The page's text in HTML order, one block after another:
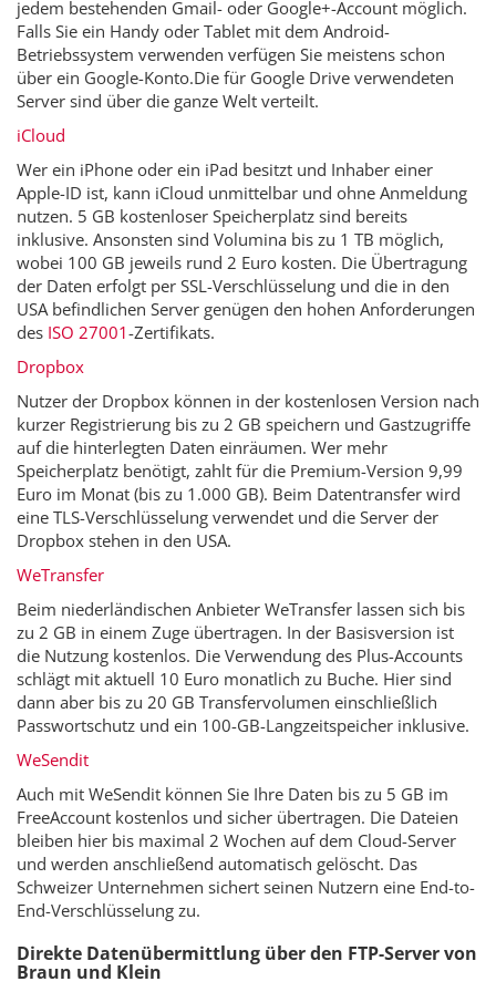
jedem bestehenden Gmail- oder Google+-Account möglich.
Falls Sie ein Handy oder Tablet mit dem Android-
Betriebssystem verwenden verfügen Sie meistens schon
über ein Google-Konto.Die für Google Drive verwendeten
Server sind über die ganze Welt verteilt.
iCloud
Wer ein iPhone oder ein iPad besitzt und Inhaber einer
Apple-ID ist, kann iCloud unmittelbar und ohne Anmeldung
nutzen. 5 GB kostenloser Speicherplatz sind bereits
inklusive. Ansonsten sind Volumina bis zu 1 TB möglich,
wobei 100 GB jeweils rund 2 Euro kosten. Die Übertragung
der Daten erfolgt per SSL-Verschlüsselung und die in den
USA befindlichen Server genügen den hohen Anforderungen
des ISO 27001-Zertifikats.
Dropbox
Nutzer der Dropbox können in der kostenlosen Version nach
kurzer Registrierung bis zu 2 GB speichern und Gastzugriffe
auf die hinterlegten Daten einräumen. Wer mehr
Speicherplatz benötigt, zahlt für die Premium-Version 9,99
Euro im Monat (bis zu 1.000 GB). Beim Datentransfer wird
eine TLS-Verschlüsselung verwendet und die Server der
Dropbox stehen in den USA.
WeTransfer
Beim niederländischen Anbieter WeTransfer lassen sich bis
zu 2 GB in einem Zuge übertragen. In der Basisversion ist
die Nutzung kostenlos. Die Verwendung des Plus-Accounts
schlägt mit aktuell 10 Euro monatlich zu Buche. Hier sind
dann aber bis zu 20 GB Transfervolumen einschließlich
Passwortschutz und ein 100-GB-Langzeitspeicher inklusive.
WeSendit
Auch mit WeSendit können Sie Ihre Daten bis zu 5 GB im
FreeAccount kostenlos und sicher übertragen. Die Dateien
bleiben hier bis maximal 2 Wochen auf dem Cloud-Server
und werden anschließend automatisch gelöscht. Das
Schweizer Unternehmen sichert seinen Nutzern eine End-to-
End-Verschlüsselung zu.
Direkte Datenübermittlung über den FTP-Server von
Braun und Klein